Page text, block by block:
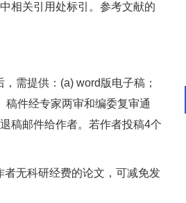
相关引用处标引。参考文献的
需提供： (a) word版电子稿；
稿件经专家两审和编委复审通
稿邮件给作者。若作者投稿4个
无科研经费的论文，可减免发